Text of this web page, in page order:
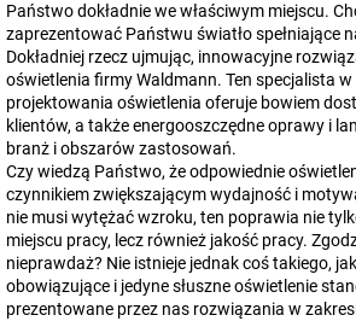
Państwo dokładnie we właściwym miejscu.
zaprezentować Państwu światło spełniające
Dokładniej rzecz ujmując, innowacyjne
oświetlenia firmy Waldmann. Ten specjalista w
projektowania oświetlenia oferuje bowiem
klientów, a także energooszczędne oprawy i
branż i obszarów zastosowań.
Czy wiedzą Państwo, że odpowiednie
czynnikiem zwiększającym wydajność i
nie musi wytężać wzroku, ten poprawia nie
miejscu pracy, lecz również jakość pracy.
nieprawdaż? Nie istnieje jednak coś takiego,
obowiązujące i jedyne słuszne oświetlenie
prezentowane przez nas rozwiązania w